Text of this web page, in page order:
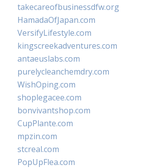
takecareofbusinessdfw.org
HamadaOfJapan.com
VersifyLifestyle.com
kingscreekadventures.com
antaeuslabs.com
purelycleanchemdry.com
WishOping.com
shoplegacee.com
bonvivantshop.com
CupPlante.com
mpzin.com
stcreal.com
PopUpFlea.com